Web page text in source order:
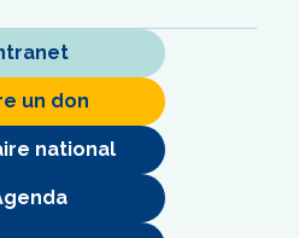
un don
national